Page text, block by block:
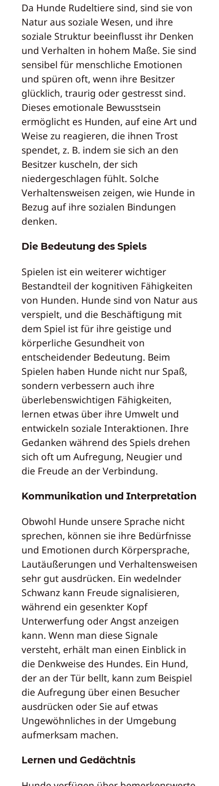
Da Hunde Rudeltiere sind, sind sie von
Natur aus soziale Wesen, und ihre
soziale Struktur beeinflusst ihr Denken
und Verhalten in hohem Maße. Sie sind
sensibel für menschliche Emotionen
und spüren oft, wenn ihre Besitzer
glücklich, traurig oder gestresst sind.
Dieses emotionale Bewusstsein
ermöglicht es Hunden, auf eine Art und
Weise zu reagieren, die ihnen Trost
spendet, z. B. indem sie sich an den
Besitzer kuscheln, der sich
niedergeschlagen fühlt. Solche
Verhaltensweisen zeigen, wie Hunde in
Bezug auf ihre sozialen Bindungen
denken.
Die Bedeutung des Spiels
Spielen ist ein weiterer wichtiger
Bestandteil der kognitiven Fähigkeiten
von Hunden. Hunde sind von Natur aus
verspielt, und die Beschäftigung mit
dem Spiel ist für ihre geistige und
körperliche Gesundheit von
entscheidender Bedeutung. Beim
Spielen haben Hunde nicht nur Spaß,
sondern verbessern auch ihre
überlebenswichtigen Fähigkeiten,
lernen etwas über ihre Umwelt und
entwickeln soziale Interaktionen. Ihre
Gedanken während des Spiels drehen
sich oft um Aufregung, Neugier und
die Freude an der Verbindung.
Kommunikation und Interpretation
Obwohl Hunde unsere Sprache nicht
sprechen, können sie ihre Bedürfnisse
und Emotionen durch Körpersprache,
Lautäußerungen und Verhaltensweisen
sehr gut ausdrücken. Ein wedelnder
Schwanz kann Freude signalisieren,
während ein gesenkter Kopf
Unterwerfung oder Angst anzeigen
kann. Wenn man diese Signale
versteht, erhält man einen Einblick in
die Denkweise des Hundes. Ein Hund,
der an der Tür bellt, kann zum Beispiel
die Aufregung über einen Besucher
ausdrücken oder Sie auf etwas
Ungewöhnliches in der Umgebung
aufmerksam machen.
Lernen und Gedächtnis